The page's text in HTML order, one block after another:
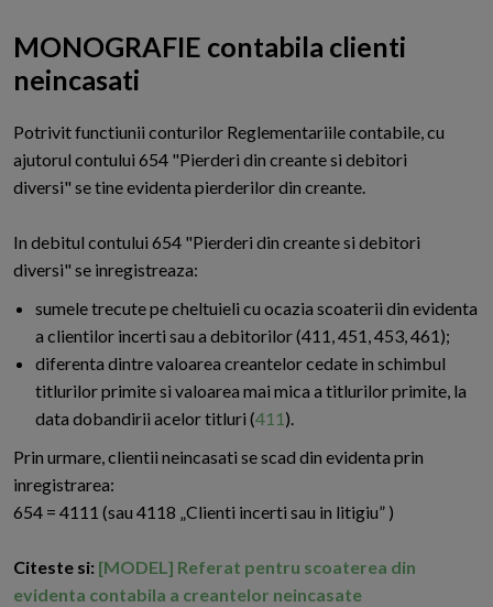
MONOGRAFIE contabila clienti
neincasati
Potrivit functiunii conturilor Reglementariile contabile, cu
ajutorul contului 654 "Pierderi din creante si debitori
diversi" se tine evidenta pierderilor din creante.
In debitul contului 654 "Pierderi din creante si debitori
diversi" se inregistreaza:
sumele trecute pe cheltuieli cu ocazia scoaterii din evidenta
a clientilor incerti sau a debitorilor (411, 451, 453, 461);
diferenta dintre valoarea creantelor cedate in schimbul
titlurilor primite si valoarea mai mica a titlurilor primite, la
data dobandirii acelor titluri (411 ).
Prin urmare, clientii neincasati se scad din evidenta prin
inregistrarea:
654 = 4111 (sau 4118 „Clienti incerti sau in litigiu” )
Citeste si: [MODEL] Referat pentru scoaterea din
evidenta contabila a creantelor neincasate